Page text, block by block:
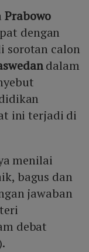
Prabowo
dengan
sorotan calon
dalam
ini terjadi di
menilai
bagus dan
jawaban
debat